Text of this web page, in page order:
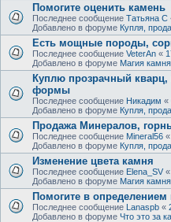
Помогите оценить камень
Последнее сообщение Татьяна С
Добавлено в форуме Купля,
Есть мощные породы,
Последнее сообщение VeterAn «
Добавлено в форуме Магия камня
Куплю прозрачный кварц,
формы
Последнее сообщение Никадим «
Добавлено в форуме Купля,
Продажа Минералов,
Последнее сообщение Mineral56 «
Добавлено в форуме Купля,
Изменение цвета камня
Последнее сообщение Elena_SV «
Добавлено в форуме Магия камня
Помогите в определением
Последнее сообщение Lanaspb «
Добавлено в форуме Что это за